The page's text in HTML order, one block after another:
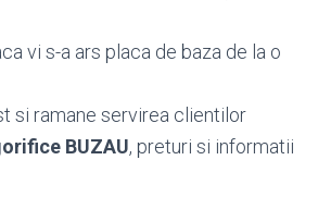
vi s-a ars placa de baza de la o
si ramane servirea clientilor
BUZAU, preturi si informatii